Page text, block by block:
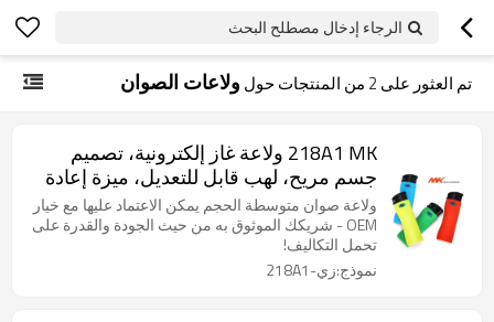
الرجاء إدخال مصطلح البحث
تم العثور على 2 من المنتجات حول ولاعات الصوان
218A1 MK ولاعة غاز إلكترونية، تصميم
جسم مريح، لهب قابل للتعديل، ميزة إعادة
الملء
ولاعة صوان متوسطة الحجم يمكن الاعتماد عليها مع خيار
OEM - شريكك الموثوق به من حيث الجودة والقدرة على
تحمل التكاليف!
نموذج:زي-218A1